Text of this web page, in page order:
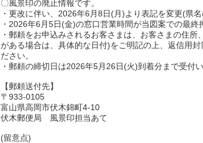
〇風景印の廃止情報です。
・更改に伴い、2026年6月8日(月)より表記を変更(県名
・2026年6月5日(金)の窓口営業時間が当図案での最終
・郵頼をお申込みされるお客さまは、お客さまの住
がある場合は、具体的な日付)をご明記の上、返信用
ださい。
・郵頼の締切日は2026年5月26日(火)到着分まで受付い
【郵頼送付先】
〒933-0105
富山県高岡市伏木錦町4-10
伏木郵便局 風景印担当あて
(留意点)